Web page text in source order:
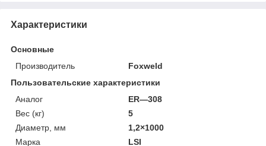
Характеристики
Основные
Производитель
Foxweld
Пользовательские характеристики
Аналог
ER—308
Вес (кг)
5
Диаметр, мм
1,2×1000
Марка
LSI